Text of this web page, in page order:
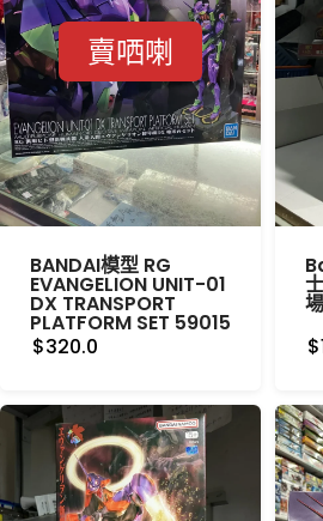
賣哂喇
BANDAI模型 RG
EVANGELION UNIT-01
DX TRANSPORT
PLATFORM SET 59015
$320.0